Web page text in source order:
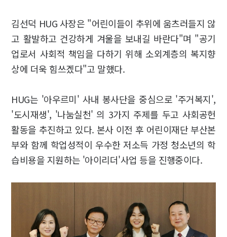
김선덕 HUG 사장은 "어린이들이 추위에 움츠러들지 않
고 활발하고 건강하게 겨울을 보내길 바란다"며 "공기
업로서 사회적 책임을 다하기 위해 소외계층의 복지향
상에 더욱 힘쓰겠다"고 말했다.
HUG는 '아우르미' 사내 봉사단을 중심으로 '주거복지',
'도시재생', '나눔실천' 의 3가지 주제를 두고 사회공헌
활동을 추진하고 있다. 본사 이전 후 어린이재단 부산본
부와 함께 학업성적이 우수한 저소득 가정 청소년의 학
습비용을 지원하는 '아이리더'사업 등을 진행중이다.